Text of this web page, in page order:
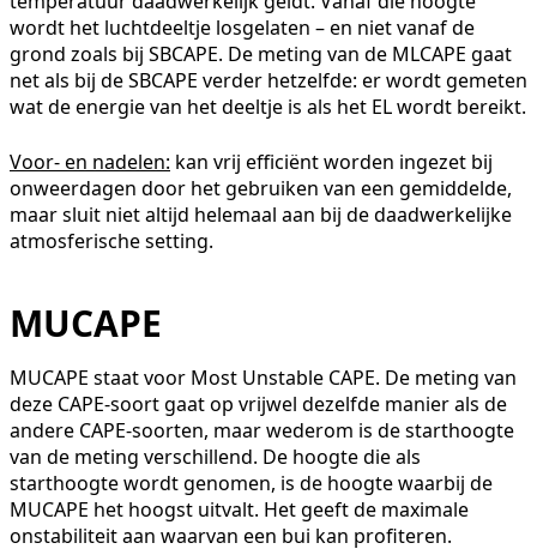
wordt het luchtdeeltje losgelaten – en niet vanaf de
grond zoals bij SBCAPE. De meting van de MLCAPE gaat
net als bij de SBCAPE verder hetzelfde: er wordt gemeten
wat de energie van het deeltje is als het EL wordt bereikt.
Voor- en nadelen: kan vrij efficiënt worden ingezet bij
onweerdagen door het gebruiken van een gemiddelde,
maar sluit niet altijd helemaal aan bij de daadwerkelijke
atmosferische setting.
MUCAPE
MUCAPE staat voor Most Unstable CAPE. De meting van
deze CAPE-soort gaat op vrijwel dezelfde manier als de
andere CAPE-soorten, maar wederom is de starthoogte
van de meting verschillend. De hoogte die als
starthoogte wordt genomen, is de hoogte waarbij de
MUCAPE het hoogst uitvalt. Het geeft de maximale
onstabiliteit aan waarvan een bui kan profiteren.